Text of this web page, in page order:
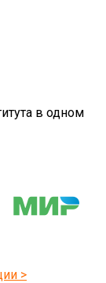
в одном
>